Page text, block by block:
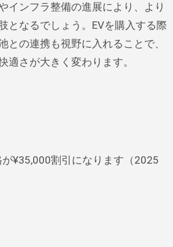
インフラ整備の進展により、より
となるでしょう。EVを購入する際
との連携も視野に入れることで、
適さが大きく変わります。
¥35,000割引になります（2025